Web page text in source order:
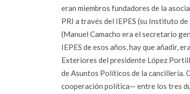
eran miembros fundadores de la
PRI a través del IEPES (su Instituto
(Manuel Camacho era el secretario
IEPES de esos años, hay que añadir,
Exteriores del presidente López
de Asuntos Políticos de la cancillería.
cooperación política— entre los tres